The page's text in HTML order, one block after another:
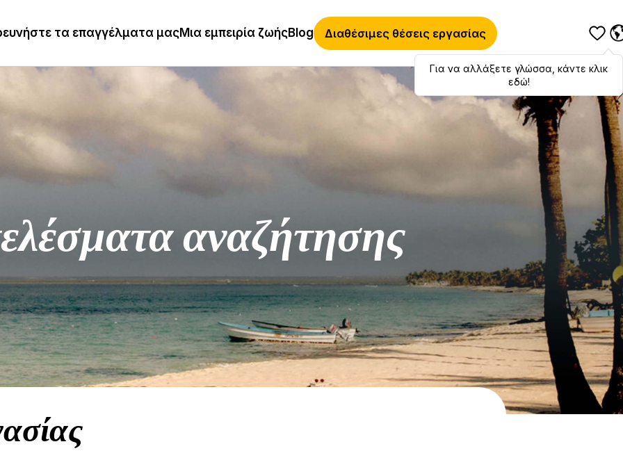
τα επαγγέλματα μαςΜια εμπειρία ζωήςBlog Διαθέσιμες θέσεις εργασίας
Hola,bonjour ,ciao! To switch
languages, click here!
Για να αλλάξετε γλώσσα, κάντε κλικ
εδώ!
αναζήτησης